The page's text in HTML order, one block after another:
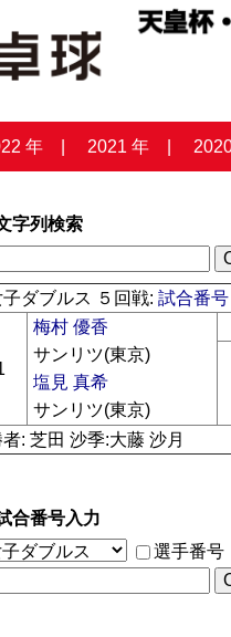
年 2021 年
字列検索
子ダブルス ５回戦:試合番
梅村 優香
サンリツ(東京)
塩見 真希
サンリツ(東京)
者: 芝田 沙季:大藤 沙月
合番号入力
選手番号